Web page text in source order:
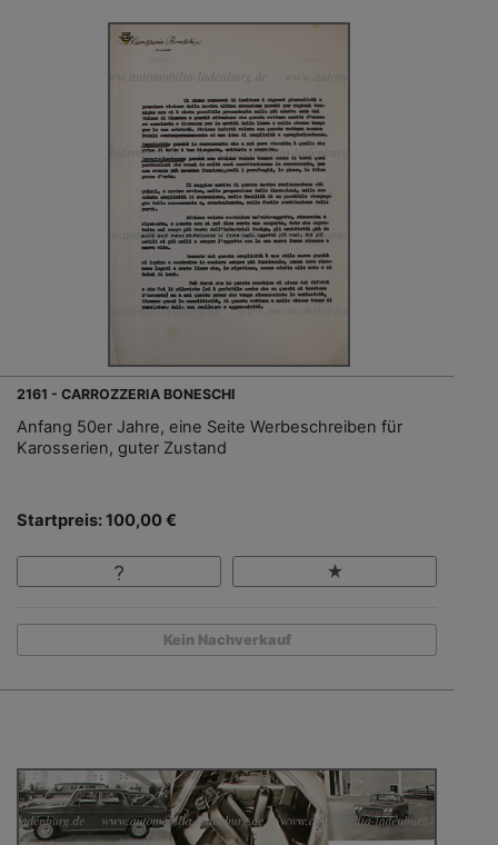
2161 - CARROZZERIA BONESCHI
Anfang 50er Jahre, eine Seite Werbeschreiben für
Karosserien, guter Zustand
Startpreis: 100,00 €
Kein Nachverkauf